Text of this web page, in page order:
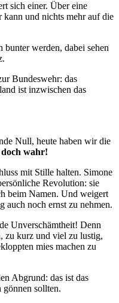
sich einer. Über eine
und nichts mehr auf die
werden, dabei sehen
Bundeswehr: das
ist inzwischen das
Null, heute haben wir die
wahr!
mit Stille halten. Simone
Revolution: sie
beim Namen. Und weigert
auch noch ernst zu nehmen.
Unverschämtheit! Denn
zu kurz und viel zu lustig,
mies machen zu
Abgrund: das ist das
gönnen sollten.